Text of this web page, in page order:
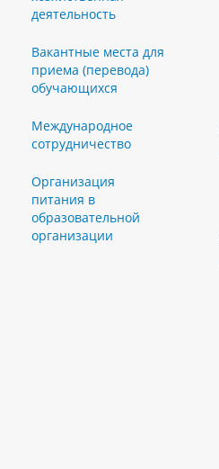
деятельность
Вакантные места для
приема (перевода)
обучающихся
Международное
сотрудничество
Организация
питания в
образовательной
организации